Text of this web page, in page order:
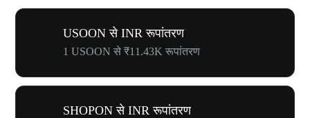
USOON से INR रूपांतरण
1 USOON से ₹11.43K रूपांतरण
SHOPON से INR रूपांतरण